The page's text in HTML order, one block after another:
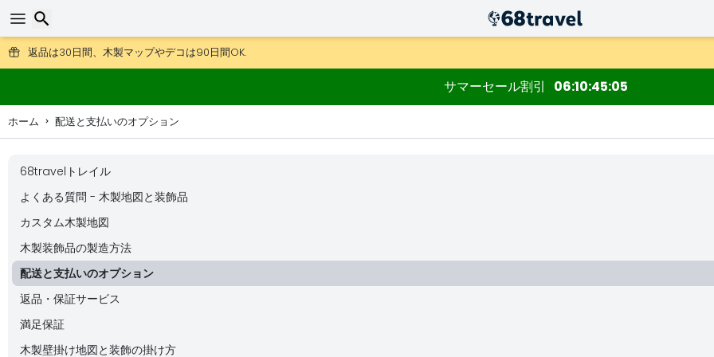
DHL Expressもご利用いただけます。
返品は30日間、木製マップやデコは90日間OK.
サマーセール割引 06104504
ホーム 配送と支払いのオプション
68travelトレイル
よくある質問 - 木製地図と装飾品
カスタム木製地図
木製装飾品の製造方法
配送と支払いのオプション
返品・保証サービス
満足保証
木製壁掛け地図と装飾の掛け方